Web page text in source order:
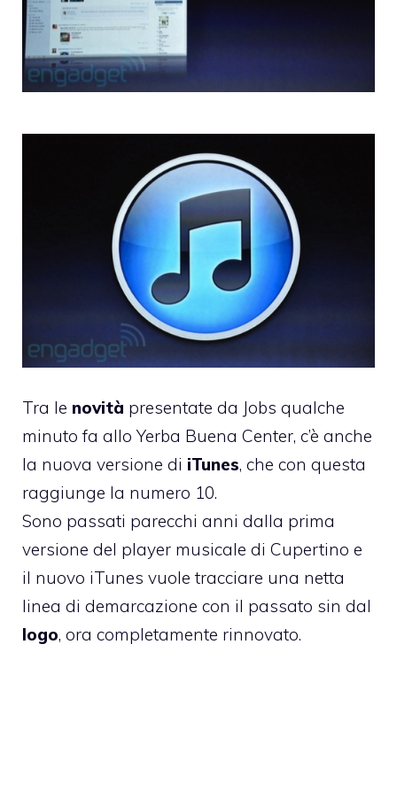
Tra le novità presentate da Jobs qualche
minuto fa allo Yerba Buena Center, c’è anche
la nuova versione di iTunes, che con questa
raggiunge la numero 10.
Sono passati parecchi anni dalla prima
versione del player musicale di Cupertino e
il nuovo iTunes vuole tracciare una netta
linea di demarcazione con il passato sin dal
logo, ora completamente rinnovato.